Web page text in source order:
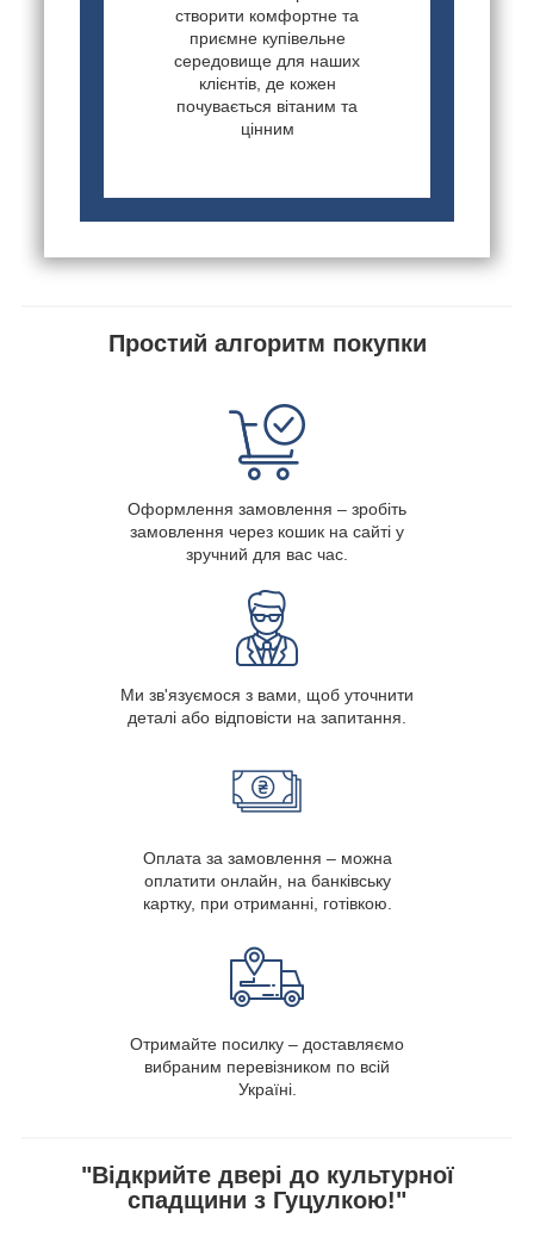
створити комфортне та
приємне купівельне
середовище для наших
клієнтів, де кожен
почувається вітаним та
цінним
Простий алгоритм покупки
Оформлення замовлення – зробіть
замовлення через кошик на сайті у
зручний для вас час.
Ми зв'язуємося з вами, щоб уточнити
деталі або відповісти на запитання.
Оплата за замовлення – можна
оплатити онлайн, на банківську
картку, при отриманні, готівкою.
Отримайте посилку – доставляємо
вибраним перевізником по всій
Україні.
"Відкрийте двері до культурної
спадщини з Гуцулкою!"